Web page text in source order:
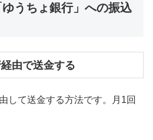
うちょ銀行」への振込
由で送金する
して送金する方法です。月1回